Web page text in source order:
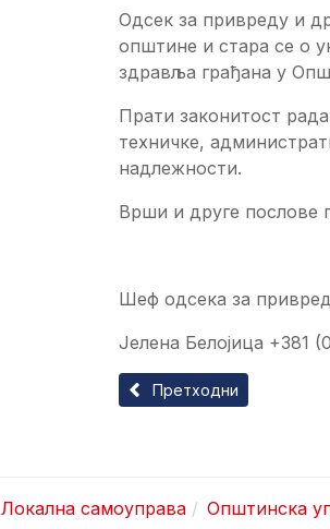
Одсек за привреду и
општине и стара се о
здравља грађана у
Прати законитост
техничке,
надлежности.
Врши и друге послове
Шеф oдсекa за
Јелена Белојица +381
Претходни чланак:
Претходни
Локална самоуправа Општинска